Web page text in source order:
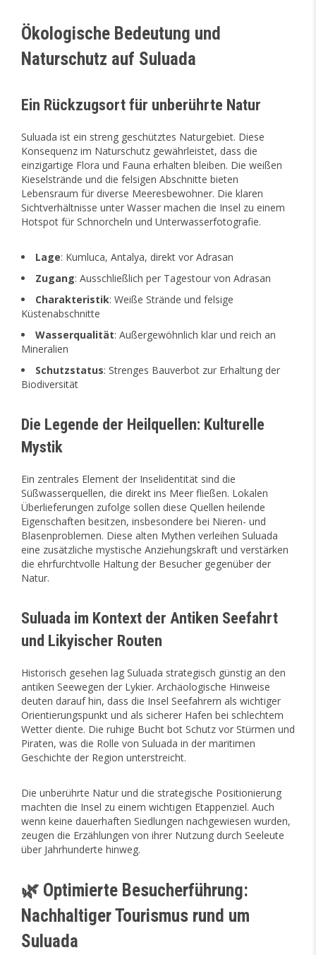
Ökologische Bedeutung und
Naturschutz auf Suluada
Ein Rückzugsort für unberührte Natur
Suluada ist ein streng geschütztes Naturgebiet. Diese
Konsequenz im Naturschutz gewährleistet, dass die
einzigartige Flora und Fauna erhalten bleiben. Die weißen
Kieselstrände und die felsigen Abschnitte bieten
Lebensraum für diverse Meeresbewohner. Die klaren
Sichtverhältnisse unter Wasser machen die Insel zu einem
Hotspot für Schnorcheln und Unterwasserfotografie.
Lage: Kumluca, Antalya, direkt vor Adrasan
Zugang: Ausschließlich per Tagestour von Adrasan
Charakteristik: Weiße Strände und felsige
Küstenabschnitte
Wasserqualität: Außergewöhnlich klar und reich an
Mineralien
Schutzstatus: Strenges Bauverbot zur Erhaltung der
Biodiversität
Die Legende der Heilquellen: Kulturelle
Mystik
Ein zentrales Element der Inselidentität sind die
Süßwasserquellen, die direkt ins Meer fließen. Lokalen
Überlieferungen zufolge sollen diese Quellen heilende
Eigenschaften besitzen, insbesondere bei Nieren- und
Blasenproblemen. Diese alten Mythen verleihen Suluada
eine zusätzliche mystische Anziehungskraft und verstärken
die ehrfurchtvolle Haltung der Besucher gegenüber der
Natur.
Suluada im Kontext der Antiken Seefahrt
und Likyischer Routen
Historisch gesehen lag Suluada strategisch günstig an den
antiken Seewegen der Lykier. Archäologische Hinweise
deuten darauf hin, dass die Insel Seefahrern als wichtiger
Orientierungspunkt und als sicherer Hafen bei schlechtem
Wetter diente. Die ruhige Bucht bot Schutz vor Stürmen und
Piraten, was die Rolle von Suluada in der maritimen
Geschichte der Region unterstreicht.
Die unberührte Natur und die strategische Positionierung
machten die Insel zu einem wichtigen Etappenziel. Auch
wenn keine dauerhaften Siedlungen nachgewiesen wurden,
zeugen die Erzählungen von ihrer Nutzung durch Seeleute
über Jahrhunderte hinweg.
🌿 Optimierte Besucherführung:
Nachhaltiger Tourismus rund um
Suluada